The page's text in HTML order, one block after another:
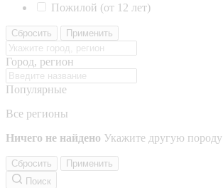
Пожилой (от 12 лет)
Сбросить Применить
Город, регион
Популярные
Все регионы
Ничего не найдено Укажите другую породу
Сбросить
Применить
Поиск